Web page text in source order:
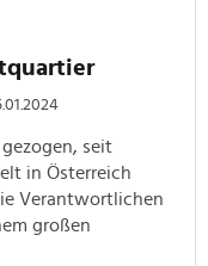
seit
in Österreich
Verantwortlichen
großen